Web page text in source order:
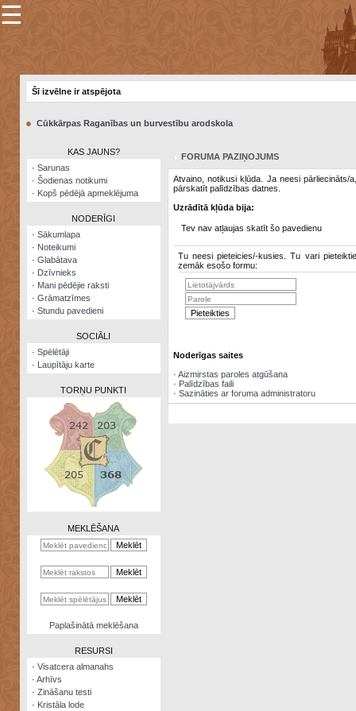
×
Šodienas
notikumi
Visatcera
almanahs
Arhīvs
Zināšanu
kalkulators
Nomētātās
☰
Šī izvēlne ir atspējota
● Cūkkārpas Raganības un burvestību arodskola
KAS JAUNS?
· Sarunas
· Šodienas notikumi
· Kopš pēdējā apmeklējuma
NODERĪGI
· Sākumlapa
· Noteikumi
· Glabātava
· Dzīvnieks
· Mani pēdējie raksti
· Grāmatzīmes
· Stundu pavedieni
SOCIĀLI
· Spēlētāji
· Laupītāju karte
TORŅU PUNKTI
MEKLĒŠANA
Paplašinātā meklēšana
RESURSI
· Visatcera almanahs
· Arhīvs
· Zināšanu testi
· Kristāla lode
FORUMA PAZIŅOJUMS
Atvaino, notikusi kļūda. Ja neesi pārliecināts/
pārskatīt palīdzības datnes.
Uzrādītā kļūda bija:
Tev nav atļaujas skatīt šo pavedienu
Tu neesi pieteicies/-kusies. Tu vari
zemāk esošo formu:
Noderīgas saites
· Aizmirstas paroles atgūšana
· Palīdzības faili
· Sazināties ar foruma administratoru